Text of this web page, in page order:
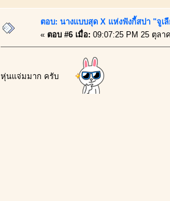
ตอบ: นางแบบสุด X แห่งฟังกี้สปา "จูเ
« ตอบ #6 เมื่อ: 09:07:25 PM 25 ตุลา
หุ่นแจ่มมาก ครับ